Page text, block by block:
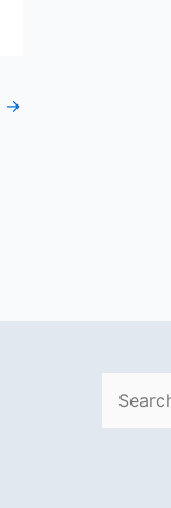
→
Buscar
por: